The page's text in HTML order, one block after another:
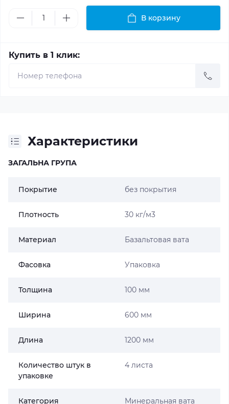
В корзину
Купить в 1 клик:
Характеристики
ЗАГАЛЬНА ГРУПА
Покрытие без покрытия
Плотность 30 кг/м3
Материал Базальтовая вата
Фасовка Упаковка
Толщина 100 мм
Ширина 600 мм
Длина 1200 мм
Количество штук в
упаковке
4 листа
Категория Минеральная вата